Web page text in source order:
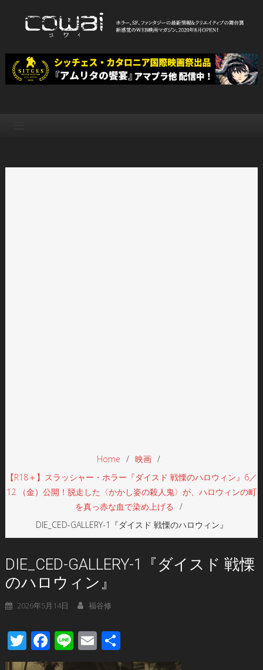
WEB映画マガジン「cowai コ
ワイ」
Home
映画
【R18＋】スラッシャー・ホラー『ダイスド 戦慄のハロウィン』6／
12 （金）公開！脱走した〈かかし姿の殺人鬼〉が、ハロウィンの町
を真っ赤な血で染め上げる
DIE_CED-GALLERY-1『ダイスド 戦慄のハロウィン』
DIE_CED-GALLERY-1『ダイスド 戦慄
のハロウィン』
2026年5月14日 福谷修
TwitterFacebook
LineEmail
有